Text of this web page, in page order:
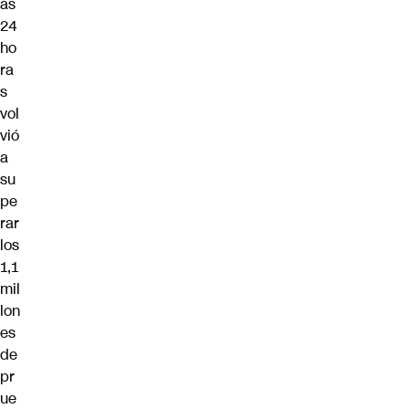
24
ho
ra
s
vol
vió
a
su
pe
rar
los
1,1
mil
lon
es
de
pr
ue